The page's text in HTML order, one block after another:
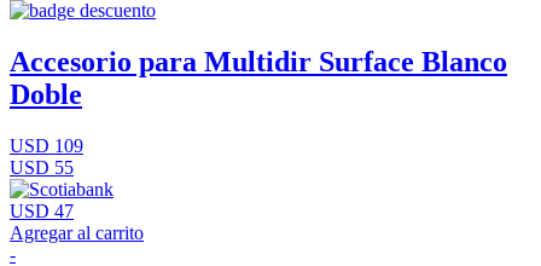
Accesorio para Multidir Surface Blanco
Doble
USD 109
USD 55
USD 47
Agregar al carrito
-